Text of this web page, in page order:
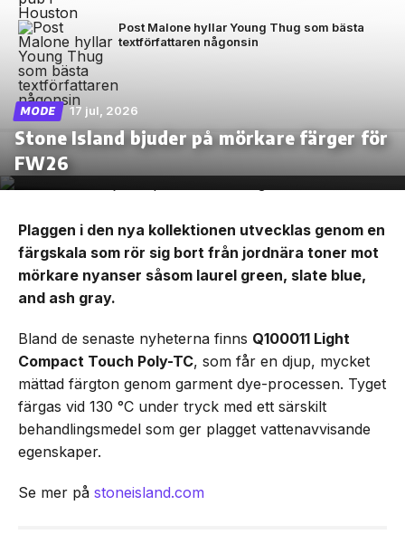
Post Malone hyllar Young Thug som bästa
textförfattaren någonsin
MODE 17 jul, 2026
Stone Island bjuder på mörkare färger för
FW26
Plaggen i den nya kollektionen utvecklas genom en
färgskala som rör sig bort från jordnära toner mot
mörkare nyanser såsom laurel green, slate blue,
and ash gray.
Bland de senaste nyheterna finns Q100011 Light
Compact Touch Poly-TC, som får en djup, mycket
mättad färgton genom garment dye-processen. Tyget
färgas vid 130 °C under tryck med ett särskilt
behandlingsmedel som ger plagget vattenavvisande
egenskaper.
Se mer på stoneisland.com